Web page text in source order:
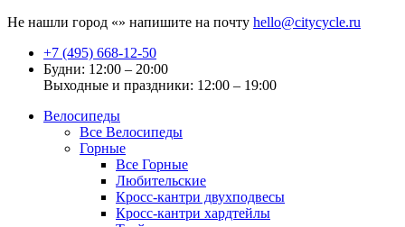
Не нашли город «» напишите на почту hello@citycycle.ru
+7 (495) 668-12-50
Будни: 12:00 – 20:00
Выходные и праздники: 12:00 – 19:00
Велосипеды
Все Велосипеды
Горные
Все Горные
Любительские
Кросс-кантри двухподвесы
Кросс-кантри хардтейлы